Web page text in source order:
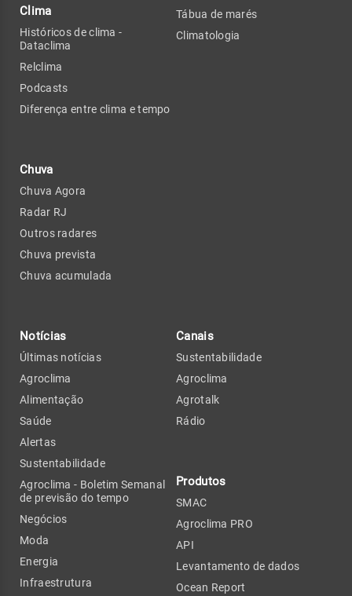
Clima
Históricos de clima -
Dataclima
Relclima
Podcasts
Diferença entre clima e tempo
Chuva
Chuva Agora
Radar RJ
Outros radares
Chuva prevista
Chuva acumulada
Tábua de marés
Climatologia
Notícias
Últimas notícias
Agroclima
Alimentação
Saúde
Alertas
Sustentabilidade
Agroclima - Boletim Semanal
de previsão do tempo
Negócios
Moda
Energia
Infraestrutura
Canais
Sustentabilidade
Agroclima
Agrotalk
Rádio
Produtos
SMAC
Agroclima PRO
API
Levantamento de dados
Ocean Report